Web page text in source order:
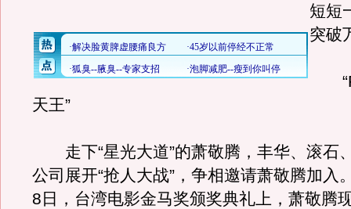
短短
突
天王”
走下“星光大道”的萧敬腾，丰华、滚石
公司展开“抢人大战”，争相邀请萧敬腾加入
8日，台湾电影金马奖颁奖典礼上，萧敬腾